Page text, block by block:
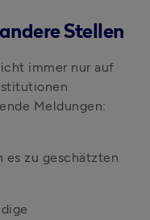
Stellen
immer nur auf
Meldungen:
es zu geschätzten